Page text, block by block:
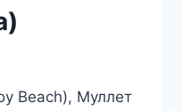
Beach), Муллет